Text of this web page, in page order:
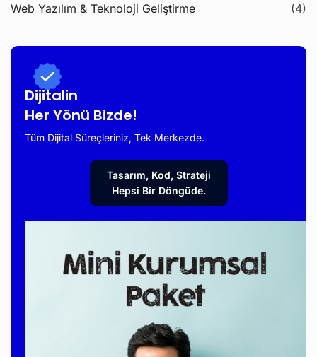
Web Yazılım & Teknoloji Geliştirme
(4)
Dijitalin
Her Yönü Bizde!
Tüm Dijital Süreçleriniz, Tek Merkezde.
Tasarım, Kod, Strateji
Hepsi Bir Döngüde.